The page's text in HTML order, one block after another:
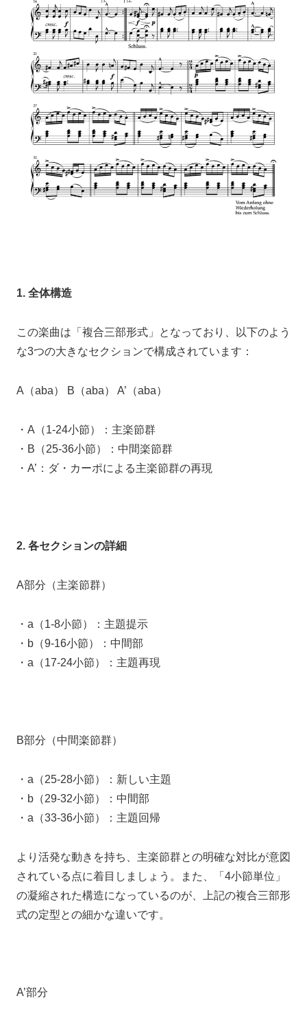
1. 全体構造
この楽曲は「複合三部形式」となっており、以下のよう
な3つの大きなセクションで構成されています：
A（aba） B（aba） A’（aba）
・A（1-24小節）：主楽節群
・B（25-36小節）：中間楽節群
・A’：ダ・カーポによる主楽節群の再現
2. 各セクションの詳細
A部分（主楽節群）
・a（1-8小節）：主題提示
・b（9-16小節）：中間部
・a（17-24小節）：主題再現
B部分（中間楽節群）
・a（25-28小節）：新しい主題
・b（29-32小節）：中間部
・a（33-36小節）：主題回帰
より活発な動きを持ち、主楽節群との明確な対比が意図
されている点に着目しましょう。また、「4小節単位」
の凝縮された構造になっているのが、上記の複合三部形
式の定型との細かな違いです。
A’部分